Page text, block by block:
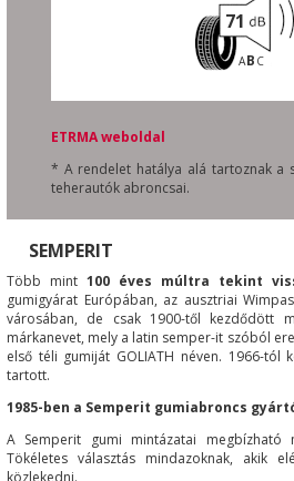
AB C
71
ETRMA weboldal
* A rendelet hatálya alá tartoznak a
teherautók abroncsai.
SEMPERIT
Több mint 100 éves múltra tekint
gumigyárat Európában, az ausztriai
városában, de csak 1900-től kezdődött
márkanevet, mely a latin semper-it szóból
első téli gumiját GOLIATH néven. 1966-
tartott.
1985-ben a Semperit gumiabroncs
A Semperit gumi mintázatai megbízható
Tökéletes választás mindazoknak, akik
közlekedni.